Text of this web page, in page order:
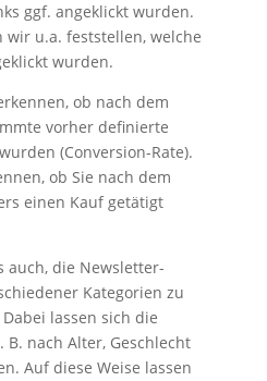
ggf. angeklickt wurden.
wir u.a. feststellen, welche
wurden.
ob nach dem
vorher definierte
(Conversion-Rate).
ob Sie nach dem
einen Kauf getätigt
auch, die Newsletter-
Kategorien zu
lassen sich die
nach Alter, Geschlecht
Auf diese Weise lassen